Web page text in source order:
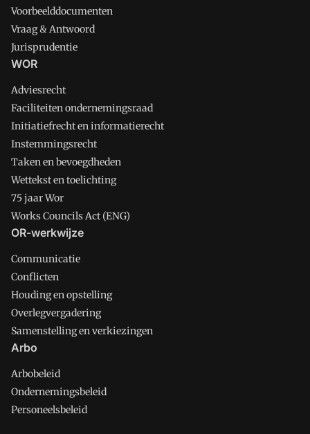
Voorbeelddocumenten
Vraag & Antwoord
Jurisprudentie
WOR
Adviesrecht
Faciliteiten ondernemingsraad
Initiatiefrecht en informatierecht
Instemmingsrecht
Taken en bevoegdheden
Wettekst en toelichting
75 jaar Wor
Works Councils Act (ENG)
OR-werkwijze
Communicatie
Conflicten
Houding en opstelling
Overlegvergadering
Samenstelling en verkiezingen
Arbo
Arbobeleid
Ondernemingsbeleid
Personeelsbeleid